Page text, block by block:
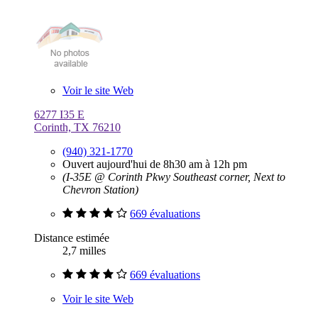
Voir le site Web
6277 I35 E
Corinth, TX 76210
(940) 321-1770
Ouvert aujourd'hui de 8h30 am à 12h pm
(I-35E @ Corinth Pkwy Southeast corner, Next to
Chevron Station)
669 évaluations
Distance estimée
2,7 milles
669 évaluations
Voir le site Web